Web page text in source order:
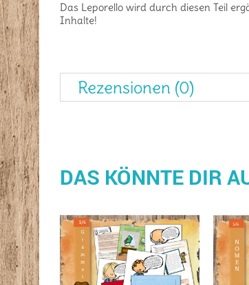
Das Leporello wird durch diesen Teil
Inhalte!
Rezensionen (0)
DAS KÖNNTE DIR